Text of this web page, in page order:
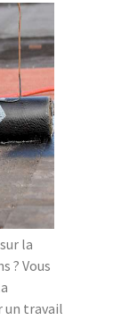
la
? Vous
un travail